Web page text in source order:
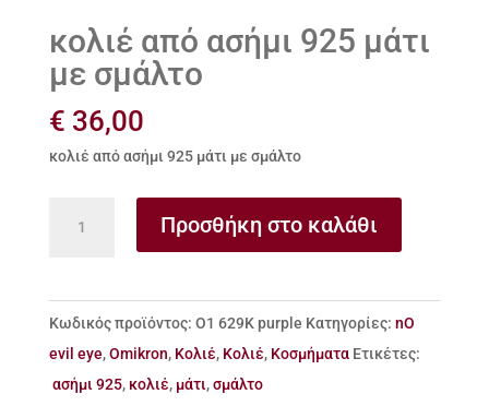
κολιέ από ασήμι 925 μάτι
με σμάλτο
€ 36,00
κολιέ από ασήμι 925 μάτι με σμάλτο
925
μάτι
με
σμάλτο
Προσθήκη στο καλάθι
Κωδικός προϊόντος: Ο1 629Κ purple Κατηγορίες: nO
evil eye,Omikron, Κολιέ, Κολιέ, Κοσμήματα Ετικέτες:
ασήμι 925, κολιέ, μάτι,σμάλτο